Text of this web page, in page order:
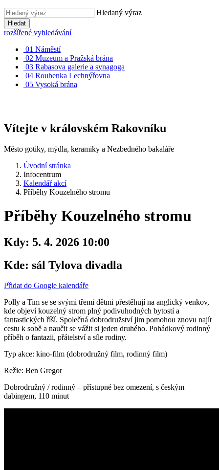
Hledaný výraz
Hledat
rozšířené vyhledávání
01 Náměstí
02 Muzeum a Pražská brána
03 Rabasova galerie a synagoga
04 Roubenka Lechnýřovna
05 Vysoká brána
Vítejte v královském Rakovníku
Město gotiky, mýdla, keramiky a Nezbedného bakaláře
Úvodní stránka
Infocentrum
Kalendář akcí
Příběhy Kouzelného stromu
Příběhy Kouzelného stromu
Kdy: 5. 4. 2026 10:00
Kde: sál Tylova divadla
Přidat do Google kalendáře
Polly a Tim se se svými třemi dětmi přestěhují na anglický venkov,
kde objeví kouzelný strom plný podivuhodných bytostí a
fantastických říší. Společná dobrodružství jim pomohou znovu najít
cestu k sobě a naučit se vážit si jeden druhého. Pohádkový rodinný
příběh o fantazii, přátelství a síle rodiny.
Typ akce: kino-film (dobrodružný film, rodinný film)
Režie: Ben Gregor
Dobrodružný / rodinný – přístupné bez omezení, s českým
dabingem, 110 minut